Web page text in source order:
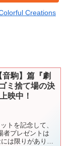
Creations
駒】篇『劇
ミ捨て場の決
映中！
トを記念して、
者プレゼントは
は限りがありま